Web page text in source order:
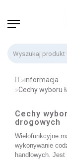
informacja
Cechy wyboru
Cechy
drogowych
Wielofunkcyjne
wykonywanie
handlowych.